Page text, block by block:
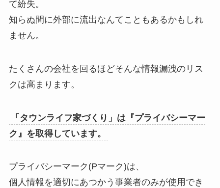
て紛失。
知らぬ間に外部に流出なんてこともあるかもしれ
ません。
たくさんの会社を回るほどそんな情報漏洩のリス
クは高まります。
「タウンライフ家づくり」は『プライバシーマー
ク』を取得しています。
プライバシーマーク(Pマーク)は、
個人情報を適切にあつかう事業者のみが使用でき